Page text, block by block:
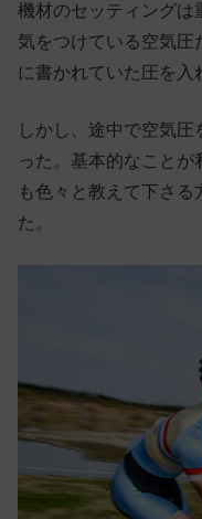
機材のセッティングは
気をつけている空気圧
に書かれていた圧を入
しかし、途中で空気
った。基本的なこと
も色々と教えて下さ
た。